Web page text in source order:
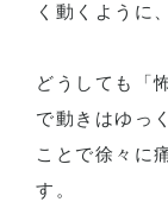
く動くように
どうしても「
で動きはゆっ
ことで徐々に
す。